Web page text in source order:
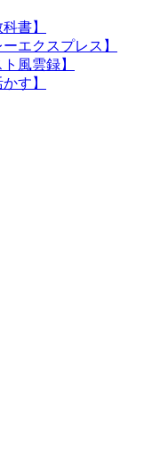
書】
エクスプレス】
風雲録】
す】